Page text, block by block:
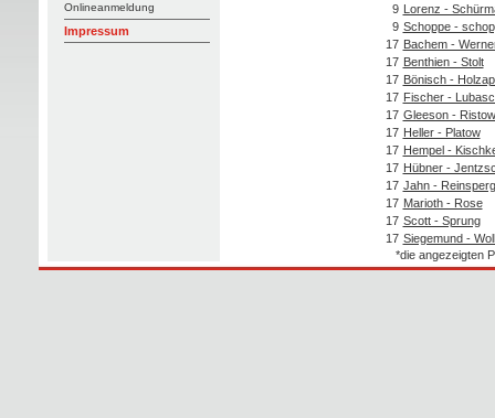
Onlineanmeldung
Impressum
9 Lorenz -
9 Schoppe -
17 Bachem -
17 Benthien - Stolt
17 Bönisch -
17 Fischer -
17 Gleeson - Ristow
17 Heller - Platow
17 Hempel -
17 Hübner -
17 Jahn -
17 Marioth - Rose
17 Scott - Sprung
17 Siegemund -
*die angezeigten